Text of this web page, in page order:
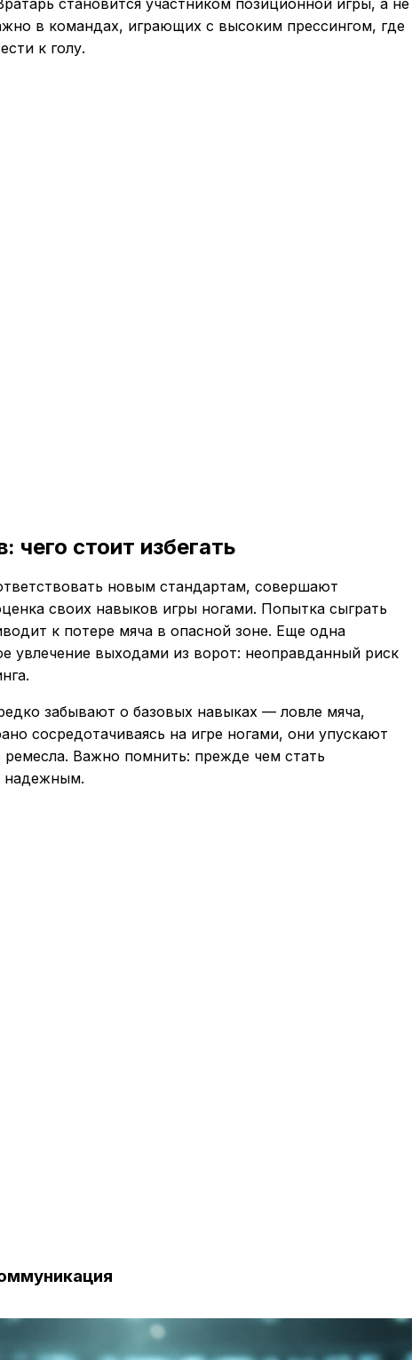
становится участником позиционной игры, а не
в командах, играющих с высоким прессингом, где
к голу.
чего стоит избегать
новым стандартам, совершают
своих навыков игры ногами. Попытка сыграть
к потере мяча в опасной зоне. Еще одна
увлечение выходами из ворот: неоправданный риск
забывают о базовых навыках — ловле мяча,
сосредотачиваясь на игре ногами, они упускают
Важно помнить: прежде чем стать
надежным.